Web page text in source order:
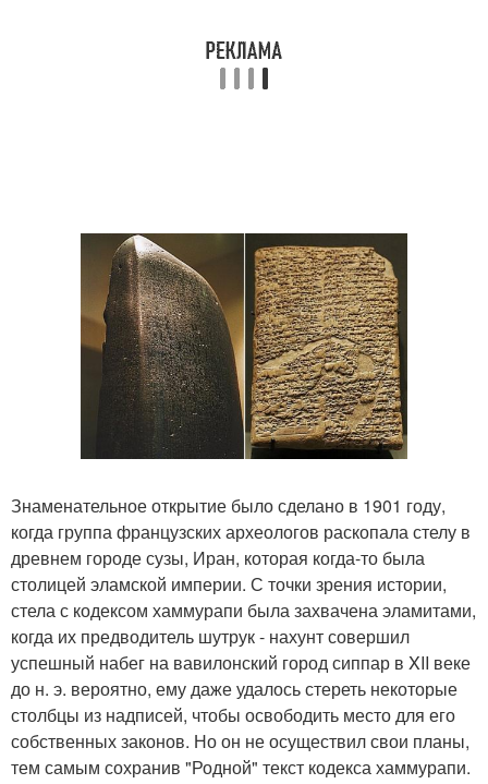
Знаменательное открытие было сделано в 1901 году,
когда группа французских археологов раскопала стелу в
древнем городе сузы, Иран, которая когда-то была
столицей эламской империи. С точки зрения истории,
стела с кодексом хаммурапи была захвачена эламитами,
когда их предводитель шутрук - нахунт совершил
успешный набег на вавилонский город сиппар в XII веке
до н. э. вероятно, ему даже удалось стереть некоторые
столбцы из надписей, чтобы освободить место для его
собственных законов. Но он не осуществил свои планы,
тем самым сохранив "Родной" текст кодекса хаммурапи.